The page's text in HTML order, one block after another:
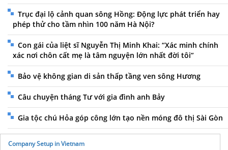
Trục đại lộ cảnh quan sông Hồng: Động lực phát triển hay
phép thử cho tầm nhìn 100 năm Hà Nội?
Con gái của liệt sĩ Nguyễn Thị Minh Khai: “Xác minh chính
xác nơi chôn cất mẹ là tâm nguyện lớn nhất đời tôi”
Bảo vệ không gian di sản thấp tầng ven sông Hương
Câu chuyện tháng Tư với gia đình anh Bảy
Gia tộc chú Hỏa góp công lớn tạo nền móng đô thị Sài Gòn
Company Setup in Vietnam